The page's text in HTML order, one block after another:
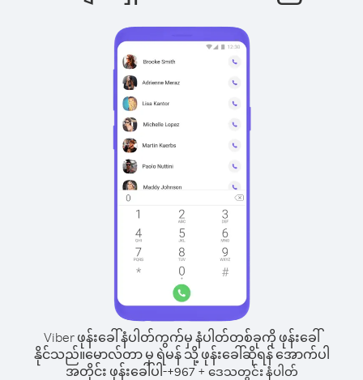
Viber ဖုန်းခေါ်နံပါတ်ကွက်မှ နံပါတ်တစ်ခုကို ဖုန်းခေါ်
နိုင်သည်။မောလ်တာ မှ ရဲမန် သို့ ဖုန်းခေါ်ဆိုရန် အောက်ပါ
အတိုင်း ဖုန်းခေါ်ပါ-+967+ဒေသတွင်း နံပါတ်